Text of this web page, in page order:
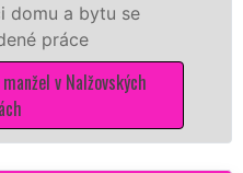
sítě
opravu zdi
dokonalý
Mám zájem